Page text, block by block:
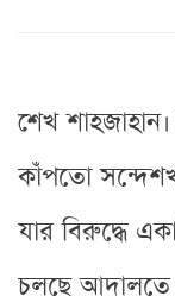
শেখ
কাঁপতো
যার বিরুদ্ধে
চলছে